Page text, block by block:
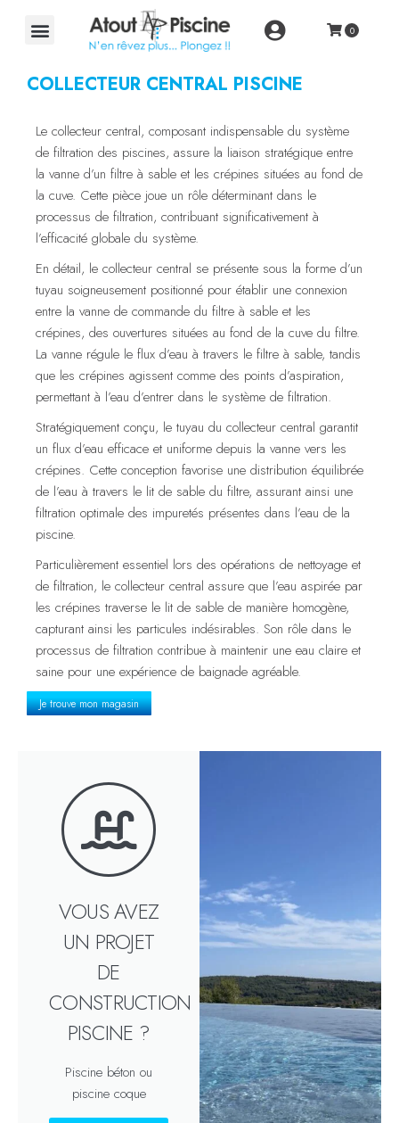
COLLECTEUR CENTRAL PISCINE
Le collecteur central, composant indispensable du système
de filtration des piscines, assure la liaison stratégique entre
la vanne d’un filtre à sable et les crépines situées au fond de
la cuve. Cette pièce joue un rôle déterminant dans le
processus de filtration, contribuant significativement à
l’efficacité globale du système.
En détail, le collecteur central se présente sous la forme d’un
tuyau soigneusement positionné pour établir une connexion
entre la vanne de commande du filtre à sable et les
crépines, des ouvertures situées au fond de la cuve du filtre.
La vanne régule le flux d’eau à travers le filtre à sable, tandis
que les crépines agissent comme des points d’aspiration,
permettant à l’eau d’entrer dans le système de filtration.
Stratégiquement conçu, le tuyau du collecteur central garantit
un flux d’eau efficace et uniforme depuis la vanne vers les
crépines. Cette conception favorise une distribution équilibrée
de l’eau à travers le lit de sable du filtre, assurant ainsi une
filtration optimale des impuretés présentes dans l’eau de la
piscine.
Particulièrement essentiel lors des opérations de nettoyage et
de filtration, le collecteur central assure que l’eau aspirée par
les crépines traverse le lit de sable de manière homogène,
capturant ainsi les particules indésirables. Son rôle dans le
processus de filtration contribue à maintenir une eau claire et
saine pour une expérience de baignade agréable.
Je trouve mon magasin
VOUS AVEZ
UN PROJET
DE
CONSTRUCTION
PISCINE ?
Piscine béton ou
piscine coque